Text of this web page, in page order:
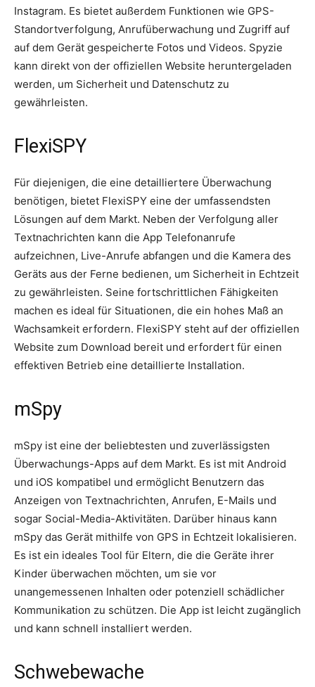
Instagram. Es bietet außerdem Funktionen wie GPS-
Standortverfolgung, Anrufüberwachung und Zugriff auf
auf dem Gerät gespeicherte Fotos und Videos. Spyzie
kann direkt von der offiziellen Website heruntergeladen
werden, um Sicherheit und Datenschutz zu
gewährleisten.
FlexiSPY
Für diejenigen, die eine detailliertere Überwachung
benötigen, bietet FlexiSPY eine der umfassendsten
Lösungen auf dem Markt. Neben der Verfolgung aller
Textnachrichten kann die App Telefonanrufe
aufzeichnen, Live-Anrufe abfangen und die Kamera des
Geräts aus der Ferne bedienen, um Sicherheit in Echtzeit
zu gewährleisten. Seine fortschrittlichen Fähigkeiten
machen es ideal für Situationen, die ein hohes Maß an
Wachsamkeit erfordern. FlexiSPY steht auf der offiziellen
Website zum Download bereit und erfordert für einen
effektiven Betrieb eine detaillierte Installation.
mSpy
mSpy ist eine der beliebtesten und zuverlässigsten
Überwachungs-Apps auf dem Markt. Es ist mit Android
und iOS kompatibel und ermöglicht Benutzern das
Anzeigen von Textnachrichten, Anrufen, E-Mails und
sogar Social-Media-Aktivitäten. Darüber hinaus kann
mSpy das Gerät mithilfe von GPS in Echtzeit lokalisieren.
Es ist ein ideales Tool für Eltern, die die Geräte ihrer
Kinder überwachen möchten, um sie vor
unangemessenen Inhalten oder potenziell schädlicher
Kommunikation zu schützen. Die App ist leicht zugänglich
und kann schnell installiert werden.
Schwebewache